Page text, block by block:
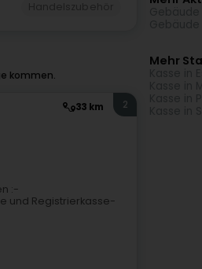
kommen.
33 km 2
:-
und Registrierkasse-
Mehr